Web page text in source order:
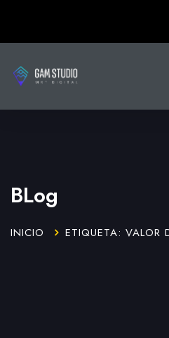
BLog
INICIO ETIQUETA: VALOR